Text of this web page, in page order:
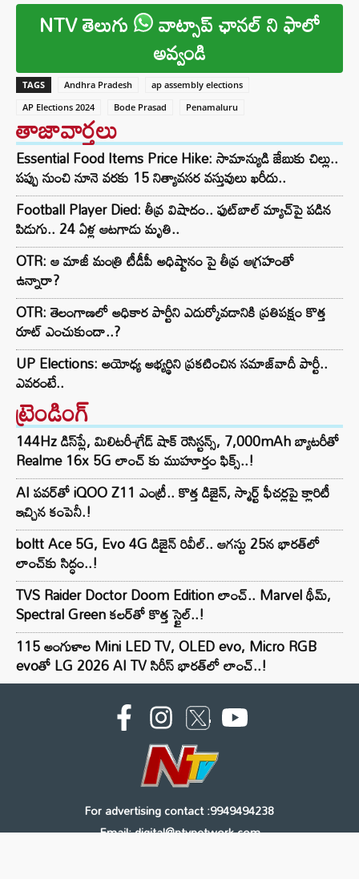
NTV తెలుగు వాట్సాప్ ఛానల్ ని ఫాలో
అవ్వండి
TAGS Andhra Pradesh
ap assembly elections
AP Elections 2024
Bode Prasad Penamaluru
తాజావార్తలు
Essential Food Items Price Hike: సామాన్యుడి జేబుకు చిల్లు..
పప్పు నుంచి నూనె వరకు 15 నిత్యావసర వస్తువులు ఖరీదు..
Football Player Died: తీవ్ర విషాదం.. ఫుట్‌బాల్ మ్యాచ్‌పై పడిన
పిడుగు.. 24 ఏళ్ల ఆటగాడు మృతి..
OTR: ఆ మాజీ మంత్రి టీడీపీ అధిష్టానం పై తీవ్ర ఆగ్రహంతో
ఉన్నారా?
OTR: తెలంగాణలో అధికార పార్టీని ఎదుర్కోవడానికి ప్రతిపక్షం కొత్త
రూట్‌ ఎంచుకుందా..?
UP Elections: అయోధ్య అభ్యర్థిని ప్రకటించిన సమాజ్‌వాదీ పార్టీ..
ఎవరంటే..
ట్రెండింగ్‌
144Hz డిస్‌ప్లే, మిలిటరీ-గ్రేడ్ షాక్ రెసిస్టన్స్, 7,000mAh బ్యాటరీతో
Realme 16x 5G లాంచ్ కు ముహూర్తం ఫిక్స్..!
AI పవర్‌తో iQOO Z11 ఎంట్రీ.. కొత్త డిజైన్, స్మార్ట్ ఫీచర్లపై క్లారిటీ
ఇచ్చిన కంపెనీ.!
boltt Ace 5G, Evo 4G డిజైన్ రివీల్.. ఆగస్టు 25న భారత్‌లో
లాంచ్‌కు సిద్ధం..!
TVS Raider Doctor Doom Edition లాంచ్.. Marvel థీమ్,
Spectral Green కలర్‌తో కొత్త స్టైల్..!
115 అంగుళాల Mini LED TV, OLED evo, Micro RGB
evoతో LG 2026 AI TV సిరీస్ భారత్‌లో లాంచ్..!
For advertising contact :9949494238
Email: digital@ntvnetwork.com